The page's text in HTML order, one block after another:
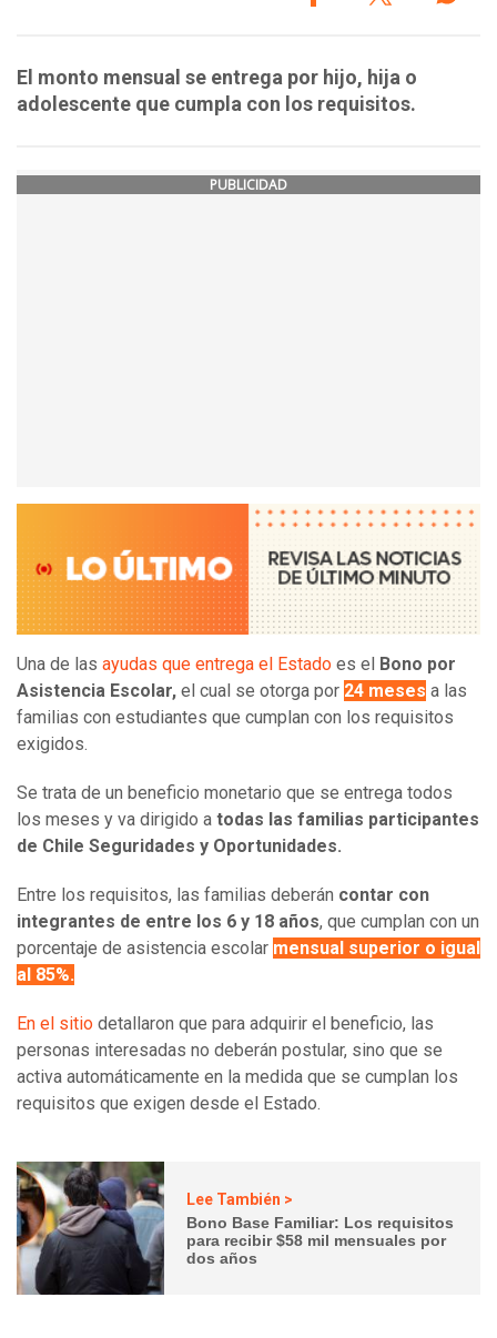
El monto mensual se entrega por hijo, hija o
adolescente que cumpla con los requisitos.
PUBLICIDAD
Una de las ayudas que entrega el Estado es el
Bono por
Asistencia Escolar, el cual se otorga por 24 meses a las
familias con estudiantes que cumplan con los requisitos
exigidos.
Se trata de un beneficio monetario que se entrega todos
los meses y va dirigido a todas las familias participantes
de Chile Seguridades y Oportunidades.
Entre los requisitos, las familias deberán contar con
integrantes de entre los 6 y 18 años, que cumplan con un
porcentaje de asistencia escolar mensual superior o igual
al 85%.
En el sitio detallaron que para adquirir el beneficio, las
personas interesadas no deberán postular, sino que se
activa automáticamente en la medida que se cumplan los
requisitos que exigen desde el Estado.
Lee También >
Bono Base Familiar: Los requisitos
para recibir $58 mil mensuales por
dos años